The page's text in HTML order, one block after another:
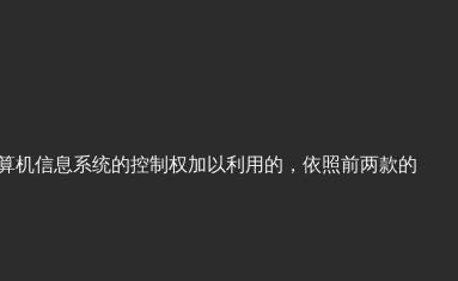
机信息系统的控制权加以利用的，依照前两款的